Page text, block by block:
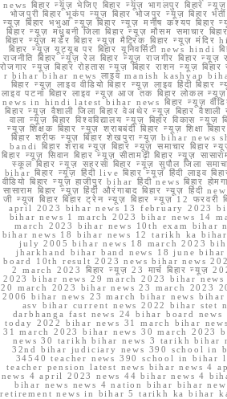
news बिहार न्यूज़ भेजिए बिहार न्यूज़ भागलपुर बिहार
भोजपुरी बिहार भूकंप न्यूज़ बिहार भोजपुर न्यूज़ बिहार
न्यूज़ बिहार भभुआ न्यूज़ बिहार न्यूज़ मनीष कश्यप बिहार
बिहार न्यूज़ मधुबनी जिला बिहार न्यूज़ मौसम समाचार
बिहार न्यूज़ मर्डर बिहार न्यूज़ मैट्रिक बिहार न्यूज़
बिहार न्यूज़ यूट्यूब पर बिहार यूनिवर्सिटी news hindi
राजनीति बिहार न्यूज़ रेल बिहार न्यूज़ राजगीर बिहार न्यूज़
रोजगार न्यूज़ बिहार रोहतास न्यूज़ बिहार राशन न्यूज़ बिहार
r bihar bihar news लाइव manish kashyap
बिहार न्यूज़ लाइव वीडियो बिहार न्यूज़ लाइव हिंदी
लाइव पटना बिहार लाइव न्यूज़ आज तक बिहार लोकल
news in hindi latest bihar news बिहार न्यूज़
बिहार न्यूज़ वैशाली जिला बिहार वेअथेर न्यूज़ बिहार वैशाली
वाला न्यूज़ बिहार विश्वविद्यालय न्यूज़ बिहार विकास न्यूज़
न्यूज़ शिक्षक बिहार न्यूज़ शराबबंदी बिहार न्यूज़ शिक्षा
बिहार शरीफ न्यूज़ बिहार शेखपुरा न्यूज़ bihar
bandi बिहार शराब न्यूज़ बिहार न्यूज़ समाचार बिहार
बिहार न्यूज़ सिवान बिहार न्यूज़ सीतामढ़ी बिहार न्यूज़
स्कूल बिहार न्यूज़ सहरसा बिहार न्यूज़ सुपौल जिला
bihar बिहार न्यूज़ हिंदी live बिहार न्यूज़ हिंदी लाइव
वीडियो बिहार न्यूज़ हाजीपुर bihar हिंदी news बिहार
सासाराम बिहार न्यूज़ हिंदी औरंगाबाद बिहार न्यूज़ हिंदी
जी न्यूज बिहार बिहार ट्रेन न्यूज़ बिहार न्यूज़ 12
april 2023 bihar news 13 february 2023
bihar news 1 march 2023 bihar news 14
march 2023 bihar news 10th exam bihar
bihar news 18 bihar news 12 tarikh ka
july 2005 bihar news 18 march 2023
jharkhand bihar band news 18 june
board 10th result 2023 news bihar news
2 march 2023 बिहार न्यूज़ 23 मार्च बिहार न्यूज़
2023 bihar news 29 march 2023 bihar
20 march 2023 bihar news 23 march 2023
2006 bihar news 23 march bihar news
asv bihar current news 2022 bihar stet
darbhanga fast news 24 bihar board
today 2022 bihar news 31 march bihar
31 march 2023 bihar news 30 march 2023
news 30 tarikh bihar news 3 tarikh bihar
32nd bihar judiciary news 390 school in
34540 teacher news 390 school in bihar
teacher pension latest news bihar news 4
news 4 april 2023 news 44 bihar news 4
bihar news news 4 nation bihar bihar
retirement news in bihar 5 tarikh ka bihar